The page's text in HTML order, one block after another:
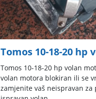
Tomos 10-18-20 hp
Tomos 10-18-20 hp volan
volan motora blokiran ili se
zamjenite vaš neispravan